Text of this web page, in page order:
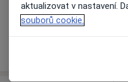
aktualizovat v nastavení.
souborů cookie.